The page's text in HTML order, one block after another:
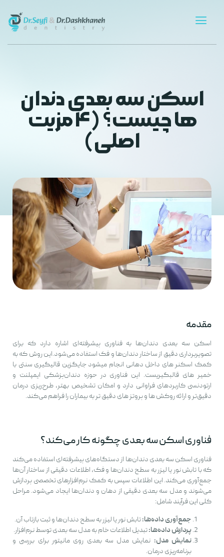
اسکن سه بعدی دندان
ها چیست؟ (۴ مزیت
اصلی)
مقدمه
اسکن سه بعدی دندان‌ها به فناوری پیشرفته‌ای اشاره دارد که برای
تصویربرداری دقیق از ساختار دندان‌ها و فک استفاده می‌شود.این روش که به
کمک اسکنر های داخل دهانی انجام میشود جایگزین قالیگیری سنتی با
خمیر های قالبگیریست. این فناوری در حوزه دندان‌پزشکی ایمپلنت و
ارتودنسی کاربردهای فراوانی دارد و امکان تشخیص بهتر، طرح‌ریزی درمان
دقیق‌تر و ارائه روکش ها و پروتز های دقیق تر به بیماران را فراهم می‌کند.
فناوری اسکن سه بعدی چگونه کار می‌کند؟
فناوری اسکن سه بعدی دندان‌ها از دستگاه‌های پیشرفته‌ای استفاده می‌کند
که با تابش نور یا لیزر به سطح دندان‌ها و فک، اطلاعات دقیقی از ساختار آن‌ها
جمع‌آوری می‌کند. این اطلاعات سپس به کمک نرم‌افزارهای تخصصی پردازش
می‌شوند و مدل سه بعدی دقیقی از دهان و دندان‌ها ایجاد می‌شود. مراحل
کلی این فرآیند شامل:
جمع‌آوری داده‌ها:تابش نور یا لیزر به سطح دندان‌ها و ثبت بازتاب آن.
پردازش داده‌ها:تبدیل اطلاعات خام به مدل سه بعدی توسط نرم‌افزار.
نمایش مدل: نمایش مدل سه بعدی روی مانیتور برای بررسی و
برنامه‌ریزی درمان.